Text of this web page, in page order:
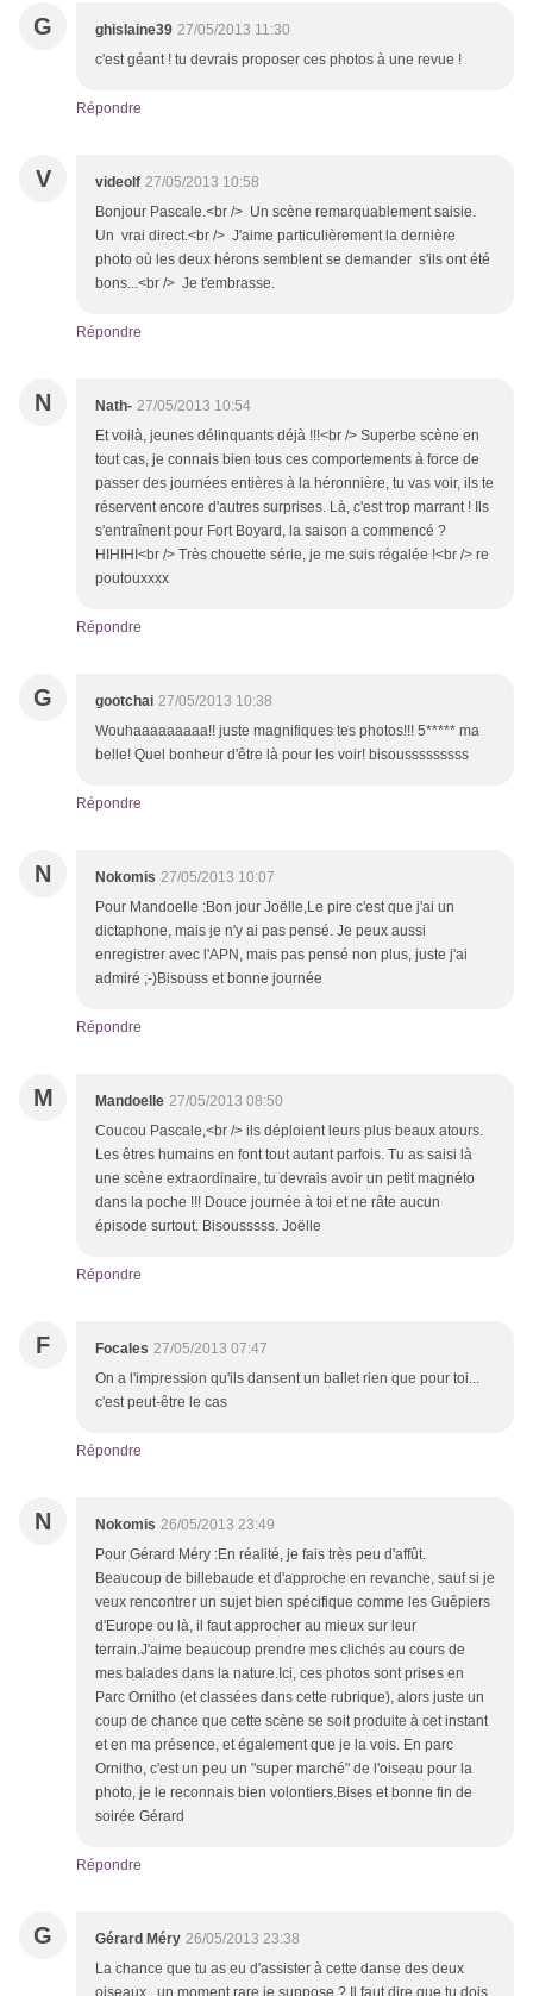
G ghislaine39 27/05/2013 11:30
c'est géant ! tu devrais proposer ces photos à une revue !
Répondre
V videolf 27/05/2013 10:58
Bonjour Pascale.<br /> Un scène remarquablement saisie.
Un vrai direct.<br /> J'aime particulièrement la dernière
photo où les deux hérons semblent se demander s'ils ont été
bons...<br /> Je t'embrasse.
Répondre
N Nath- 27/05/2013 10:54
Et voilà, jeunes délinquants déjà !!!<br /> Superbe scène en
tout cas, je connais bien tous ces comportements à force de
passer des journées entières à la héronnière, tu vas voir, ils te
réservent encore d'autres surprises. Là, c'est trop marrant ! Ils
s'entraînent pour Fort Boyard, la saison a commencé ?
HIHIHI<br /> Très chouette série, je me suis régalée !<br /> re
poutouxxxx
Répondre
G gootchai 27/05/2013 10:38
Wouhaaaaaaaaa!! juste magnifiques tes photos!!! 5***** ma
belle! Quel bonheur d'être là pour les voir! bisousssssssss
Répondre
N Nokomis 27/05/2013 10:07
Pour Mandoelle :Bon jour Joëlle,Le pire c'est que j'ai un
dictaphone, mais je n'y ai pas pensé. Je peux aussi
enregistrer avec l'APN, mais pas pensé non plus, juste j'ai
admiré ;-)Bisouss et bonne journée
Répondre
M Mandoelle 27/05/2013 08:50
Coucou Pascale,<br /> ils déploient leurs plus beaux atours.
Les êtres humains en font tout autant parfois. Tu as saisi là
une scène extraordinaire, tu devrais avoir un petit magnéto
dans la poche !!! Douce journée à toi et ne râte aucun
épisode surtout. Bisousssss. Joëlle
Répondre
F Focales 27/05/2013 07:47
On a l'impression qu'ils dansent un ballet rien que pour toi...
c'est peut-être le cas
Répondre
N Nokomis 26/05/2013 23:49
Pour Gérard Méry :En réalité, je fais très peu d'affût.
Beaucoup de billebaude et d'approche en revanche, sauf si je
veux rencontrer un sujet bien spécifique comme les Guêpiers
d'Europe ou là, il faut approcher au mieux sur leur
terrain.J'aime beaucoup prendre mes clichés au cours de
mes balades dans la nature.Ici, ces photos sont prises en
Parc Ornitho (et classées dans cette rubrique), alors juste un
coup de chance que cette scène se soit produite à cet instant
et en ma présence, et également que je la vois. En parc
Ornitho, c'est un peu un "super marché" de l'oiseau pour la
photo, je le reconnais bien volontiers.Bises et bonne fin de
soirée Gérard
Répondre
G Gérard Méry 26/05/2013 23:38
La chance que tu as eu d'assister à cette danse des deux
oiseaux , un moment rare je suppose ? Il faut dire que tu dois